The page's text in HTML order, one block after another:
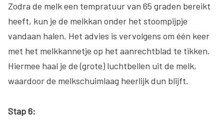
Zodra de melk een tempratuur van 65 graden bereikt
heeft, kun je de melkkan onder het stoompijpje
vandaan halen. Het advies is vervolgens om één keer
met het melkkannetje op het aanrechtblad te tikken.
Hiermee haal je de (grote) luchtbellen uit de melk,
waardoor de melkschuimlaag heerlijk dun blijft.
Stap 6: